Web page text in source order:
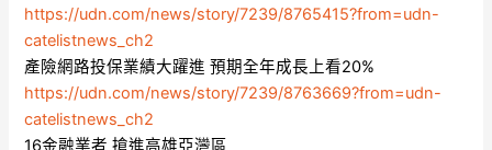
https://udn.com/news/story/7239/8765415?from=udn-
catelistnews_ch2
產險網路投保業績大躍進 預期全年成長上看20%
https://udn.com/news/story/7239/8763669?from=udn-
catelistnews_ch2